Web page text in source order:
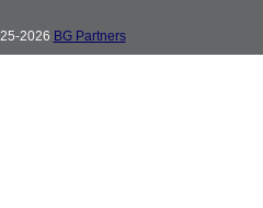
2026 BG Partners